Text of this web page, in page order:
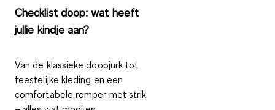
Checklist doop: wat heeft
jullie kindje aan?
Van de klassieke doopjurk tot
feestelijke kleding en een
comfortabele romper met strik